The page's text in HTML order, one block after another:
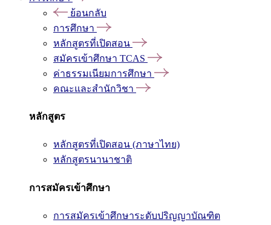
ย้อนกลับ
การศึกษา
หลักสูตรที่เปิดสอน
สมัครเข้าศึกษา TCAS
ค่าธรรมเนียมการศึกษา
คณะและสำนักวิชา
หลักสูตร
หลักสูตรที่เปิดสอน (ภาษาไทย)
หลักสูตรนานาชาติ
การสมัครเข้าศึกษา
การสมัครเข้าศึกษาระดับปริญญาบัณฑิต